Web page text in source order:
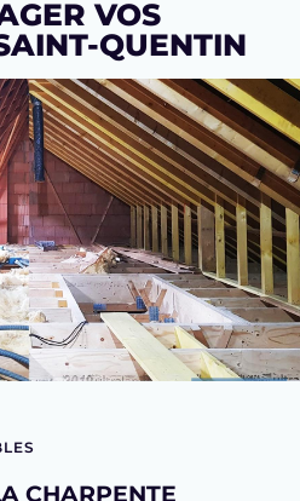
VOS
QUENTIN
CHARPENTE